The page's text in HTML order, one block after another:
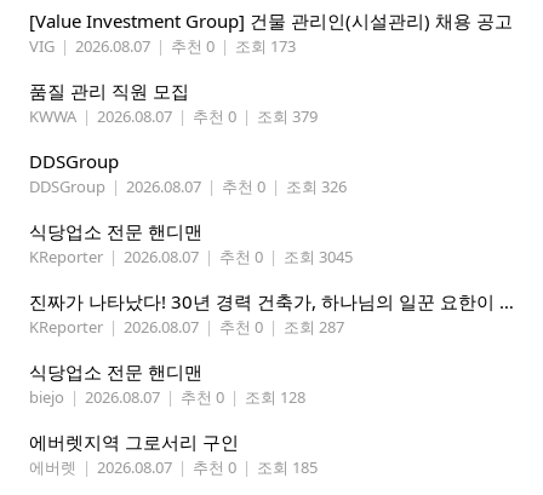
[Value Investment Group] 건물 관리인(시설관리) 채용 공고
VIG | 2026.08.07 | 추천 0 | 조회 173
품질 관리 직원 모집
KWWA | 2026.08.07 | 추천 0 | 조회 379
DDSGroup
DDSGroup | 2026.08.07 | 추천 0 | 조회 326
식당업소 전문 핸디맨
KReporter | 2026.08.07 | 추천 0 | 조회 3045
진짜가 나타났다! 30년 경력 건축가, 하나님의 일꾼 요한이 책임 시공합니다.
KReporter | 2026.08.07 | 추천 0 | 조회 287
식당업소 전문 핸디맨
biejo | 2026.08.07 | 추천 0 | 조회 128
에버렛지역 그로서리 구인
에버렛 | 2026.08.07 | 추천 0 | 조회 185